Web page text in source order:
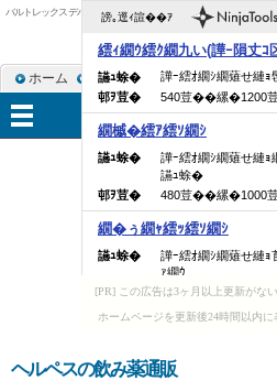
[PR] この広告は3ヶ月以上更新がな
ホームページを更新後24時間以内に
バルトレックス デパス
ヘルペスの飲み薬通販
ホーム RSS購読 サイトマップ
メニュー